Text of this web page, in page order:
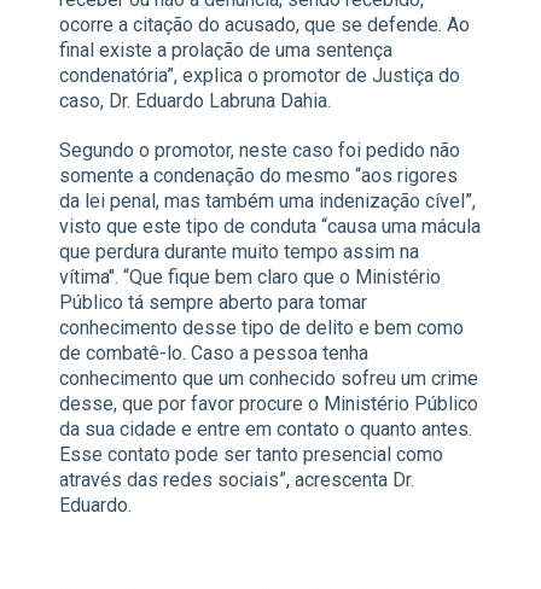
ocorre a citação do acusado, que se defende. Ao
final existe a prolação de uma sentença
condenatória”, explica o promotor de Justiça do
caso, Dr. Eduardo Labruna Dahia.
Segundo o promotor, neste caso foi pedido não
somente a condenação do mesmo “aos rigores
da lei penal, mas também uma indenização cível”,
visto que este tipo de conduta “causa uma mácula
que perdura durante muito tempo assim na
vítima". “Que fique bem claro que o Ministério
Público tá sempre aberto para tomar
conhecimento desse tipo de delito e bem como
de combatê-lo. Caso a pessoa tenha
conhecimento que um conhecido sofreu um crime
desse, que por favor procure o Ministério Público
da sua cidade e entre em contato o quanto antes.
Esse contato pode ser tanto presencial como
através das redes sociais”, acrescenta Dr.
Eduardo.